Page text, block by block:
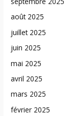
août 2025
juillet 2025
juin 2025
mai 2025
avril 2025
mars 2025
février 2025